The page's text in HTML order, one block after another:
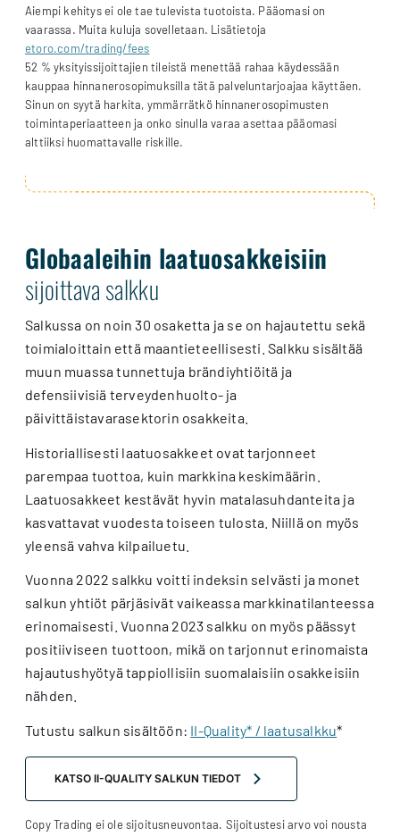
Aiempi kehitys ei ole tae tulevista tuotoista. Pääomasi on
vaarassa. Muita kuluja sovelletaan. Lisätietoja
etoro.com/trading/fees
52 % yksityissijoittajien tileistä menettää rahaa käydessään
kauppaa hinnanerosopimuksilla tätä palveluntarjoajaa käyttäen.
Sinun on syytä harkita, ymmärrätkö hinnanerosopimusten
toimintaperiaatteen ja onko sinulla varaa asettaa pääomasi
alttiiksi huomattavalle riskille.
Globaaleihin laatuosakkeisiin
sijoittava salkku
Salkussa on noin 30 osaketta ja se on hajautettu sekä
toimialoittain että maantieteellisesti. Salkku sisältää
muun muassa tunnettuja brändiyhtiöitä ja
defensiivisiä terveydenhuolto- ja
päivittäistavarasektorin osakkeita.
Historiallisesti laatuosakkeet ovat tarjonneet
parempaa tuottoa, kuin markkina keskimäärin.
Laatuosakkeet kestävät hyvin matalasuhdanteita ja
kasvattavat vuodesta toiseen tulosta. Niillä on myös
yleensä vahva kilpailuetu.
Vuonna 2022 salkku voitti indeksin selvästi ja monet
salkun yhtiöt pärjäsivät vaikeassa markkinatilanteessa
erinomaisesti. Vuonna 2023 salkku on myös päässyt
positiiviseen tuottoon, mikä on tarjonnut erinomaista
hajautushyötyä tappiollisiin suomalaisiin osakkeisiin
nähden.
Tutustu salkun sisältöön: II-Quality* / laatusalkku*
KATSO II-QUALITY SALKUN TIEDOT
Copy Trading ei ole sijoitusneuvontaa. Sijoitustesi arvo voi nousta